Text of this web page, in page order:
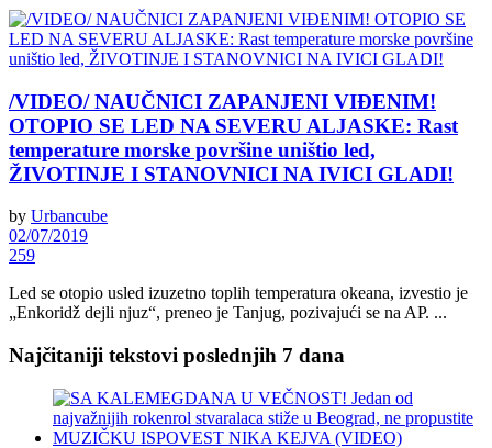
/VIDEO/ NAUČNICI ZAPANJENI VIĐENIM!
OTOPIO SE LED NA SEVERU ALJASKE: Rast
temperature morske površine uništio led,
ŽIVOTINJE I STANOVNICI NA IVICI GLADI!
by Urbancube
02/07/2019
259
Led se otopio usled izuzetno toplih temperatura okeana, izvestio je
„Enkoridž dejli njuz“, preneo je Tanjug, pozivajući se na AP. ...
Najčitaniji tekstovi poslednjih 7 dana